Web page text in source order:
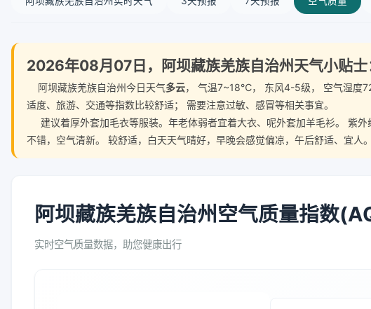
2026年08月07日，阿坝藏族羌族自治州天气小贴士
阿坝藏族羌族自治州今日天气多云， 气温7~18℃， 东风4-5级， 空气湿度
适度、旅游、交通等指数比较舒适； 需要注意过敏、感冒等相关事宜。
建议着厚外套加毛衣等服装。年老体弱者宜着大衣、呢外套加羊毛衫。 紫
不错，空气清新。 较舒适，白天天气晴好，早晚会感觉偏凉，午后舒适、宜人
阿坝藏族羌族自治州空气质量指数
实时空气质量数据，助您健康出行